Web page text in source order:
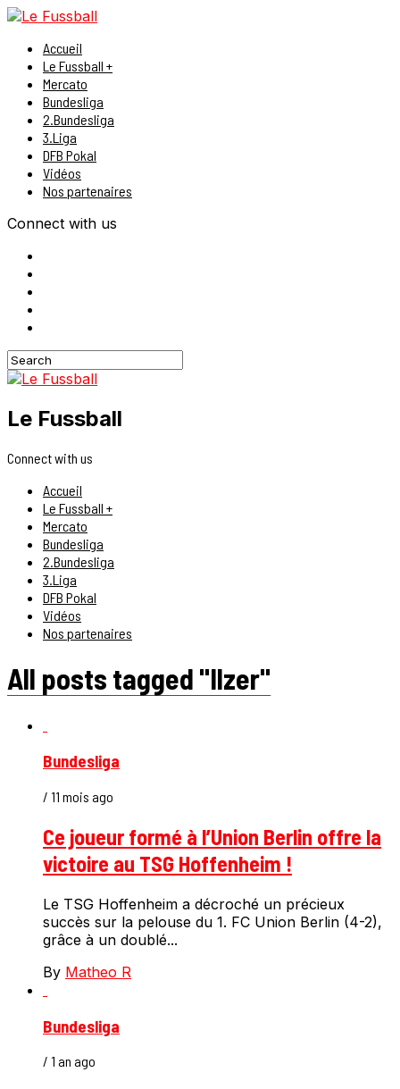
Accueil
Le Fussball +
Mercato
Bundesliga
2.Bundesliga
3.Liga
DFB Pokal
Vidéos
Nos partenaires
Connect with us
Le Fussball
Connect with us
Accueil
Le Fussball +
Mercato
Bundesliga
2.Bundesliga
3.Liga
DFB Pokal
Vidéos
Nos partenaires
All posts tagged "Ilzer"
Bundesliga
/ 11 mois ago
Ce joueur formé à l’Union Berlin offre la
victoire au TSG Hoffenheim !
Le TSG Hoffenheim a décroché un précieux
succès sur la pelouse du 1. FC Union Berlin (4-2),
grâce à un doublé...
By Matheo R
Bundesliga
/ 1 an ago